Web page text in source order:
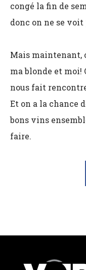
congé la fin de
donc on ne se voit
Mais maintenant,
ma blonde et moi!
nous fait
Et on a la chance
bons vins
faire.